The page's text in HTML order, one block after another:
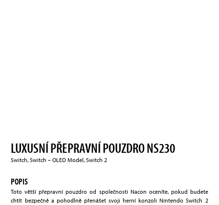
LUXUSNÍ PŘEPRAVNÍ POUZDRO NS230
Switch, Switch – OLED Model, Switch 2
POPIS
Toto větší přepravní pouzdro od společnosti Nacon oceníte, pokud budete
chtít bezpečně a pohodlně přenášet svoji herní konzoli Nintendo Switch 2